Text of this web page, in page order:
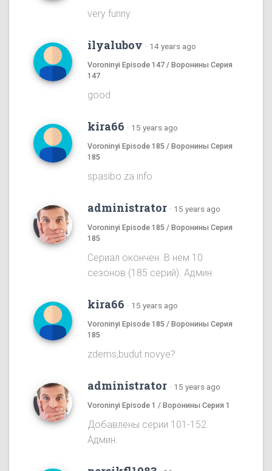
very funny
ilyalubov · 14 years ago
Voroninyi Episode 147 / Воронины Серия
147
good
kira66 · 15 years ago
Voroninyi Episode 185 / Воронины Серия
185
spasibo za info
administrator · 15 years ago
Voroninyi Episode 185 / Воронины Серия
185
Сериал окончен. В нем 10
сезонов (185 серий). Админ.
kira66 · 15 years ago
Voroninyi Episode 185 / Воронины Серия
185
zdems,budut novye?
administrator · 15 years ago
Voroninyi Episode 1 / Воронины Серия 1
Добавлены серии 101-152.
Админ.